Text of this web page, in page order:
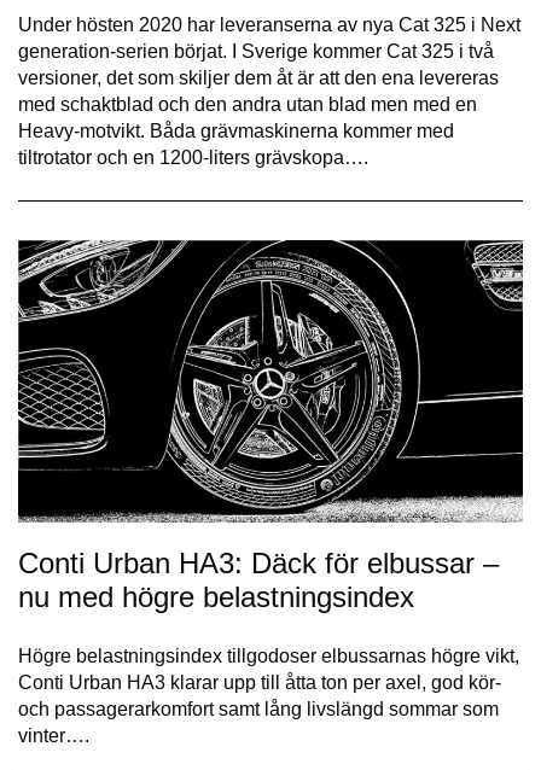
Under hösten 2020 har leveranserna av nya Cat 325 i Next
generation-serien börjat. I Sverige kommer Cat 325 i två
versioner, det som skiljer dem åt är att den ena levereras
med schaktblad och den andra utan blad men med en
Heavy-motvikt. Båda grävmaskinerna kommer med
tiltrotator och en 1200-liters grävskopa….
Conti Urban HA3: Däck för elbussar –
nu med högre belastningsindex
Högre belastningsindex tillgodoser elbussarnas högre vikt,
Conti Urban HA3 klarar upp till åtta ton per axel, god kör-
och passagerarkomfort samt lång livslängd sommar som
vinter….